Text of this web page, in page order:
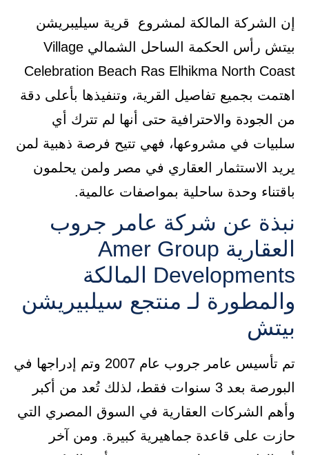
إن الشركة المالكة لمشروع قرية سيليبريشن
بيتش رأس الحكمة الساحل الشمالي Village
Celebration Beach Ras Elhikma North Coast
اهتمت بجميع تفاصيل القرية، وتنفيذها بأعلى دقة
من الجودة والاحترافية حتى أنها لم تترك أي
سلبيات في مشروعها، فهي تتيح فرصة ذهبية لمن
يريد الاستثمار العقاري في مصر ولمن يحلمون
باقتناء وحدة ساحلية بمواصفات عالمية.
نبذة عن شركة عامر جروب
العقارية Amer Group
Developments المالكة
والمطورة لـ منتجع سيلبيريشن
بيتش
تم تأسيس عامر جروب عام 2007 وتم إدراجها في
البورصة بعد 3 سنوات فقط، لذلك تُعد من أكبر
وأهم الشركات العقارية في السوق المصري التي
حازت على قاعدة جماهيرية كبيرة. ومن آخر